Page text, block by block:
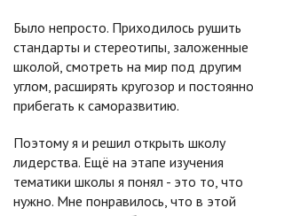
Было непросто. Приходилось рушить
стандарты и стереотипы, заложенные
школой, смотреть на мир под другим
углом, расширять кругозор и постоянно
прибегать к саморазвитию.
Поэтому я и решил открыть школу
лидерства. Ещё на этапе изучения
тематики школы я понял - это то, что
нужно. Мне понравилось, что в этой